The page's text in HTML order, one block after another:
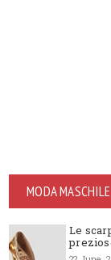
MODA MASCHILE
Le